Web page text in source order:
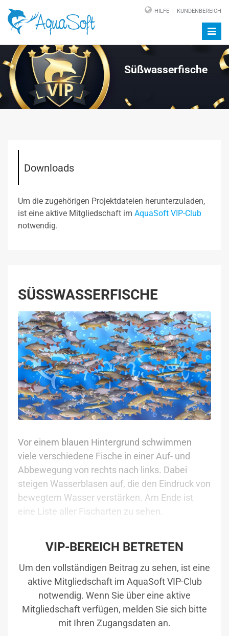
HILFE KUNDENBEREICH
auf-/
Süßwasserfische
Downloads
Um die zugehörigen Projektdateien herunterzuladen,
ist eine aktive Mitgliedschaft im AquaSoft VIP-Club
notwendig.
SÜSSWASSERFISCHE
Vor einem blauen Hintergrund schwimmen
viele verschiedene Fische in einer Auf- und
Abbewegung von rechts nach links. Dabei
steigen Wasserblasen auf, die den Eindruck von
bewegtem Wasser verstärken. Am Ende ist
eine Liste aller Fischarten zu sehen.
VIP-BEREICH BETRETEN
Um den vollständigen Beitrag zu sehen, ist eine
aktive Mitgliedschaft im AquaSoft VIP-Club
notwendig. Wenn Sie über eine aktive
Mitgliedschaft verfügen, melden Sie sich bitte
mit Ihren Zugangsdaten an.